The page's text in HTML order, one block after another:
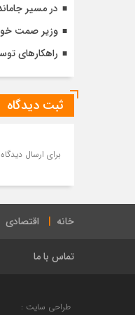
در مسیر
وزیر صمت خواستار
راهکارهای
ثبت دیدگاه
برای ارسال
خانه اقتصادی
تماس با ما
طراحی سایت :